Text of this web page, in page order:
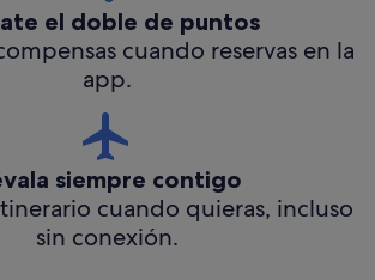
el doble de puntos
cuando reservas en la
app.
siempre contigo
cuando quieras, incluso
sin conexión.